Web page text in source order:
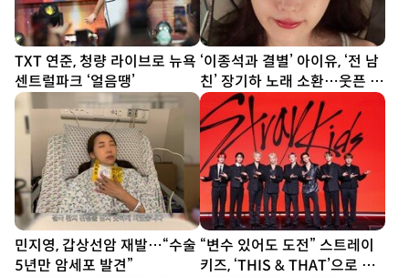
TXT 연준, 청량 라이브로 뉴욕
센트럴파크 ‘얼음땡’
‘이종석과 결별’ 아이유, ‘전 남
친’ 장기하 노래 소환…웃픈 타
이밍
민지영, 갑상선암 재발…“수술
5년만 암세포 발견”
“변수 있어도 도전” 스트레이
키즈, ‘THIS & THAT’으로 보